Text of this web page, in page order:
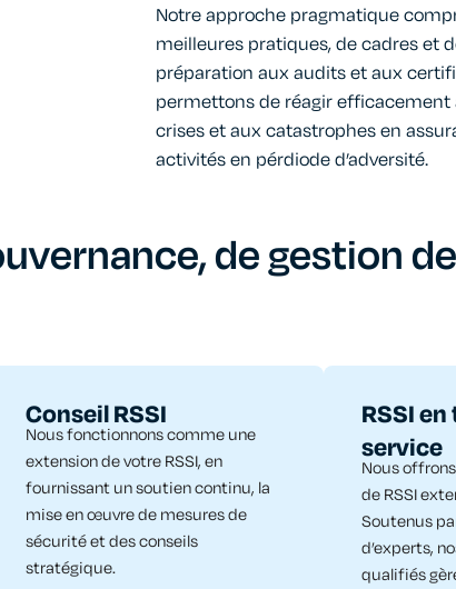
Notre approche pragmatique
meilleures pratiques, de cadres et
préparation aux audits et aux
permettons de réagir
crises et aux catastrophes en
activités en pérdiode d’adversité.
de gestion
Conseil RSSI
Nous fonctionnons comme une
extension de votre RSSI, en
fournissant un soutien continu, la
mise en œuvre de mesures de
sécurité et des conseils
stratégique.
RSSI
service
Nous
de RSSI
Soutenus
d’experts,
qualifiés